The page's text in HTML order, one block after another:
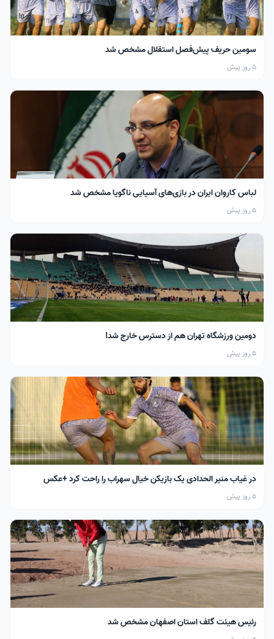
سومین حریف پیش‌فصل استقلال مشخص شد
5 روز پیش
لباس کاروان ایران در بازی‌های آسیایی ناگویا مشخص شد
5 روز پیش
دومین ورزشگاه تهران هم از دسترس خارج شد!
5 روز پیش
در غیاب منیر الحدادی یک بازیکن خیال سهراب را راحت کرد +عکس
5 روز پیش
رئیس هیئت گلف استان اصفهان مشخص شد